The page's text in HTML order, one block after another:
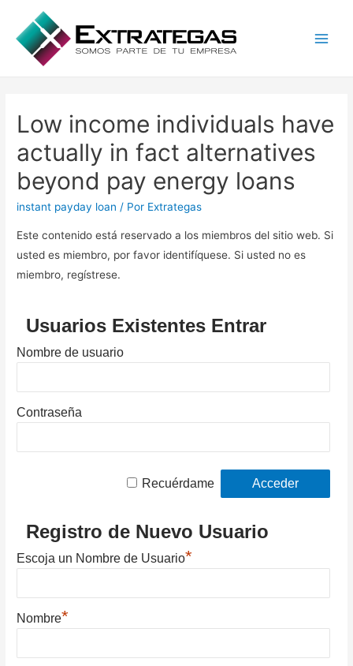
Low income individuals have
actually in fact alternatives
beyond pay energy loans
instant payday loan / Por Extrategas
Este contenido está reservado a los miembros del sitio web. Si
usted es miembro, por favor identifíquese. Si usted no es
miembro, regístrese.
Usuarios Existentes Entrar
Nombre de usuario
Contraseña
Recuérdame
Registro de Nuevo Usuario
Escoja un Nombre de Usuario*
Nombre*